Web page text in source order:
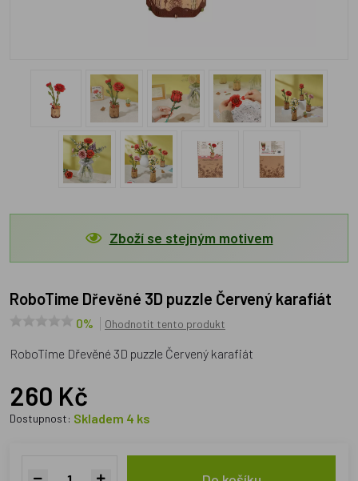
Zboží se stejným motivem
RoboTime Dřevěné 3D puzzle Červený karafiát
0% Ohodnotit tento produkt
RoboTime Dřevěné 3D puzzle Červený karafiát
260 Kč
Dostupnost: Skladem 4 ks